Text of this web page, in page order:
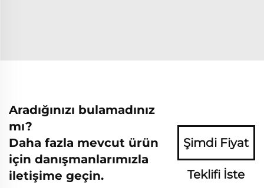
Aradığınızı bulamadınız
mı?
Daha fazla mevcut ürün
için danışmanlarımızla
iletişime geçin.
Şimdi Fiyat
Teklifi İste